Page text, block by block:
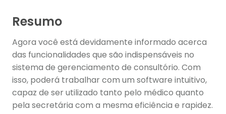
Resumo
Agora você está devidamente informado acerca
das funcionalidades que são indispensáveis no
sistema de gerenciamento de consultório. Com
isso, poderá trabalhar com um software intuitivo,
capaz de ser utilizado tanto pelo médico quanto
pela secretária com a mesma eficiência e rapidez.